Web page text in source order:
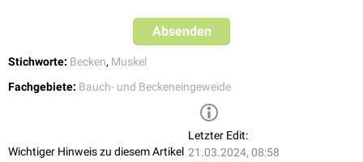
Absenden
Stichworte: Becken, Muskel
Fachgebiete: Bauch- und Beckeneingeweide
Wichtiger Hinweis zu diesem Artikel
Letzter Edit:
21.03.2024, 08:58